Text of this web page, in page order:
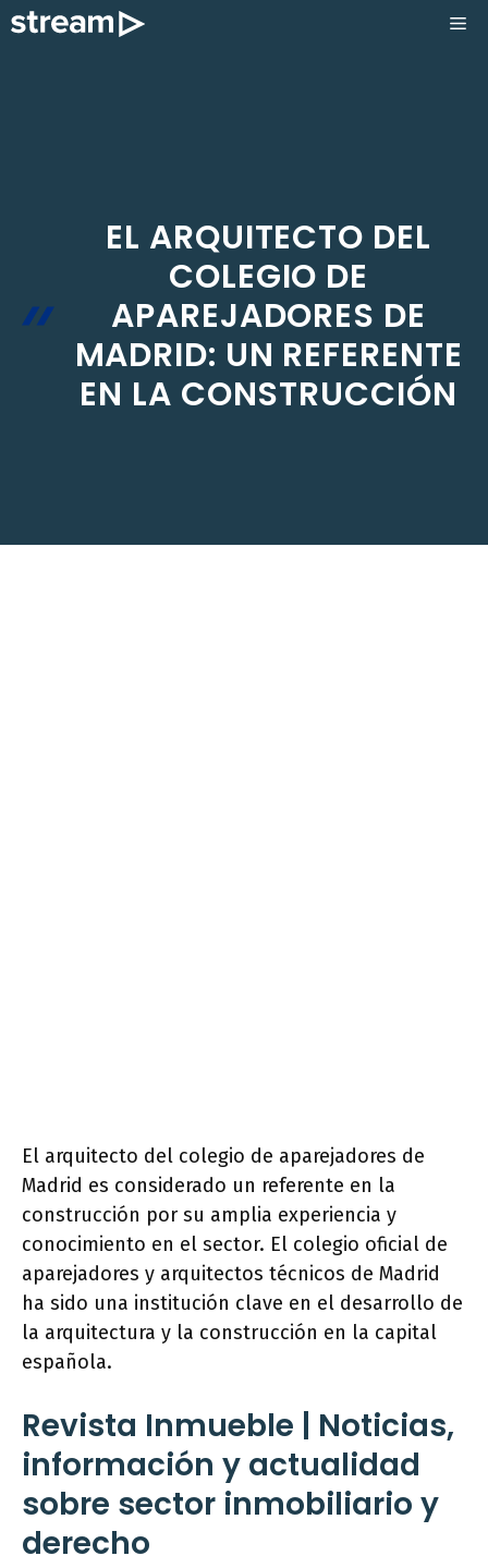
Saltar
EL ARQUITECTO DEL
COLEGIO DE
APAREJADORES DE
MADRID: UN REFERENTE
EN LA CONSTRUCCIÓN
El arquitecto del colegio de aparejadores de
Madrid es considerado un referente en la
construcción por su amplia experiencia y
conocimiento en el sector. El colegio oficial de
aparejadores y arquitectos técnicos de Madrid
ha sido una institución clave en el desarrollo de
la arquitectura y la construcción en la capital
española.
Revista Inmueble | Noticias,
información y actualidad
sobre sector inmobiliario y
derecho